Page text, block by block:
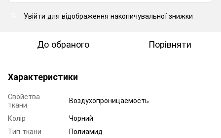
Увійти для відображення накопичувальної знижки
До обраного Порівняти
Характеристики
Свойства
ткани
Воздухопроницаемость
Колір
Чорний
Тип ткани
Полиамид